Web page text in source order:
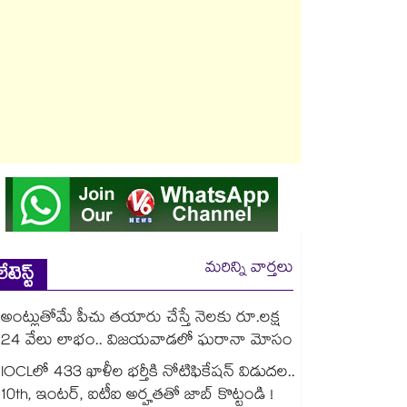
మరిన్ని వార్తలు
అంట్లుతోమే పీచు తయారు చేస్తే నెలకు రూ.లక్ష
24 వేలు లాభం.. విజయవాడలో ఘరానా మోసం
IOCLలో 433 ఖాళీల భర్తీకి నోటిఫికేషన్ విడుదల..
10th, ఇంటర్, ఐటీఐ అర్హతతో జాబ్ కొట్టండి !